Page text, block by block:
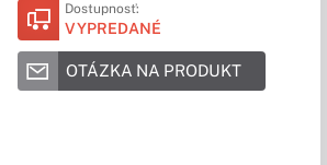
Dostupnosť:
VYPREDANÉ
OTÁZKA NA PRODUKT